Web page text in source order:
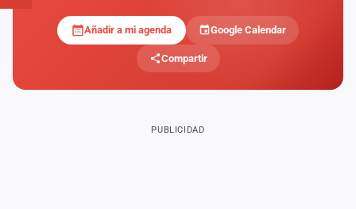
Añadir a mi agenda Google Calendar
Compartir
PUBLICIDAD